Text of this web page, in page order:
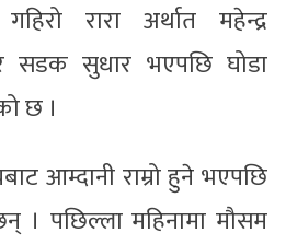
रारा अर्थात महेन्द्र
सडक सुधार भएपछि घोडा
छ ।
आम्दानी राम्रो हुने भएपछि
। पछिल्ला महिनामा मौसम